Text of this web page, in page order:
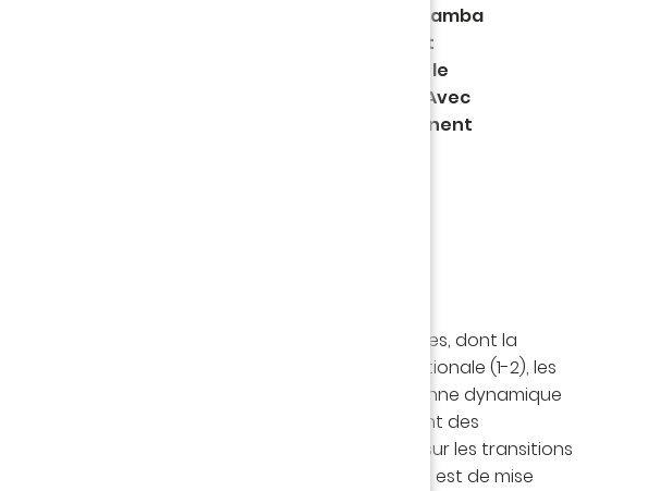
Grâce à des réalisations signées Mollet (44') et Bamba
(74'), le FC Nantes s'est imposé à La Beaujoire cet
après-midi devant le Montpellier HSC (2-0), pour le
compte de la 9ème journée de Ligue 1 Uber Eats. Avec
cette victoire, les hommes de Pierre Aristouy signent
Vainqueurs de trois de leurs quatre derniers matches, dont la
dernière sortie à Strasbourg avant la trêve internationale (1-2), les
Jaune et Vert veulent enchaîner et confirmer la bonne dynamique
de ces dernières semaines. Face à eux se présentent des
Montpelliérains également joueurs et redoutables sur les transitions
rapides vers l'avant. Méfiance donc, mais l'ambition est de mise